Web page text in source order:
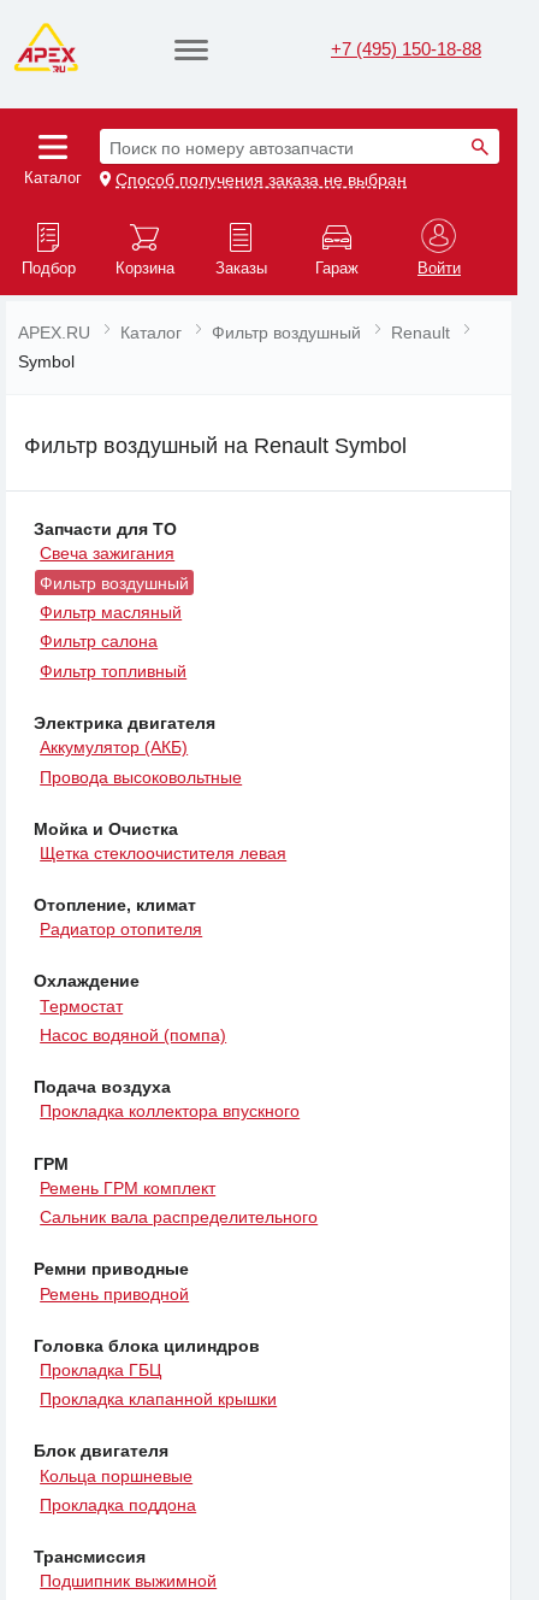
+7 (495) 150-18-88
Каталог
Поиск по номеру автозапчасти
Способ получения заказа не выбран
Подбор Корзина Заказы Гараж Войти
APEX.RU Каталог Фильтр воздушный
Renault
Symbol
Фильтр воздушный на Renault Symbol
Запчасти для ТО
Свеча зажигания
Фильтр воздушный
Фильтр масляный
Фильтр салона
Фильтр топливный
Электрика двигателя
Аккумулятор (АКБ)
Провода высоковольтные
Мойка и Очистка
Щетка стеклоочистителя левая
Отопление, климат
Радиатор отопителя
Охлаждение
Термостат
Насос водяной (помпа)
Подача воздуха
Прокладка коллектора впускного
ГРМ
Ремень ГРМ комплект
Сальник вала распределительного
Ремни приводные
Ремень приводной
Головка блока цилиндров
Прокладка ГБЦ
Прокладка клапанной крышки
Блок двигателя
Кольца поршневые
Прокладка поддона
Трансмиссия
Подшипник выжимной